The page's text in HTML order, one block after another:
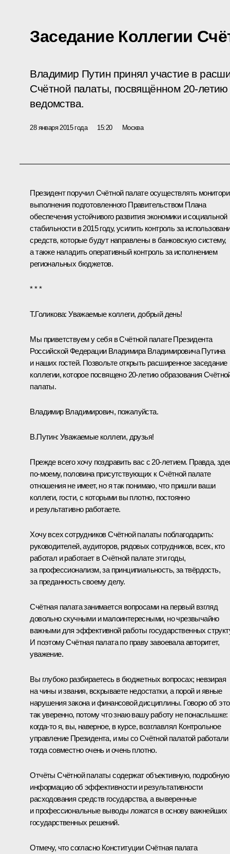
Заседание Коллегии
Владимир Путин принял участие в
Счётной палаты, посвящённом 20-летию
ведомства.
28 января 2015 года 15:20 Москва
Президент поручил Счётной палате осуществлять
выполнения подготовленного Правительством Плана
обеспечения устойчивого развития экономики и социальной
стабильности в 2015 году, усилить контроль за
средств, которые будут направлены в банковскую систему,
а также наладить оперативный контроль за исполнением
региональных бюджетов.
* * *
Т.Голикова:Уважаемые коллеги, добрый день!
Мы приветствуем у себя в Счётной палате Президента
Российской Федерации Владимира Владимировича Путина
и наших гостей. Позвольте открыть расширенное заседание
коллегии, которое посвящено 20-летию образования
палаты.
Владимир Владимирович, пожалуйста.
В.Путин: Уважаемые коллеги, друзья!
Прежде всего хочу поздравить вас с 20-летием. Правда,
по‑моему, половина присутствующих к Счётной палате
отношения не имеет, но я так понимаю, что пришли ваши
коллеги, гости, с которыми вы плотно, постоянно
и результативно работаете.
Хочу всех сотрудников Счётной палаты поблагодарить:
руководителей, аудиторов, рядовых сотрудников, всех, кто
работал и работает в Счётной палате эти годы,
за профессионализм, за принципиальность, за твёрдость,
за преданность своему делу.
Счётная палата занимается вопросами на первый взгляд
довольно скучными и малоинтересными, но чрезвычайно
важными для эффективной работы государственных
И поэтому Счётная палата по праву завоевала авторитет,
уважение.
Вы глубоко разбираетесь в бюджетных вопросах; невзирая
на чины и звания, вскрываете недостатки, а порой и явные
нарушения закона и финансовой дисциплины. Говорю об
так уверенно, потому что знаю вашу работу не понаслышке:
когда‑то я, вы, наверное, в курсе, возглавлял Контрольное
управление Президента, и мы со Счётной палатой работали
тогда совместно очень и очень плотно.
Отчёты Счётной палаты содержат объективную, подробную
информацию об эффективности и результативности
расходования средств государства, а выверенные
и профессиональные выводы ложатся в основу важнейших
государственных решений.
Отмечу, что согласно Конституции Счётная палата